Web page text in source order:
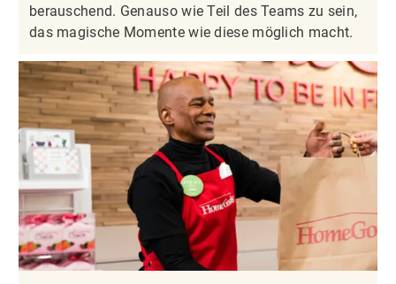
berauschend. Genauso wie Teil des Teams zu sein,
das magische Momente wie diese möglich macht.